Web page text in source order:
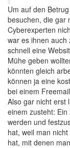
Um auf den
besuchen, die gar
Cyberexperten
war es ihnen auch
schnell eine
Mühe geben
könnten gleich
können ja eine
bei einem
Also gar nicht erst
einem zusteht:
werden und
hat, weil man
hat, mit denen